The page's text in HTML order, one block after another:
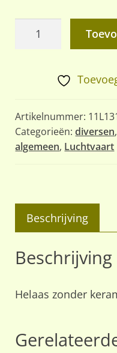
Kogel
F16
piloten
aantal
Artikelnummer:
Categorieën:diversen,
algemeen, Luchtvaart
Beschrijving
Beschrijving
Helaas zonder